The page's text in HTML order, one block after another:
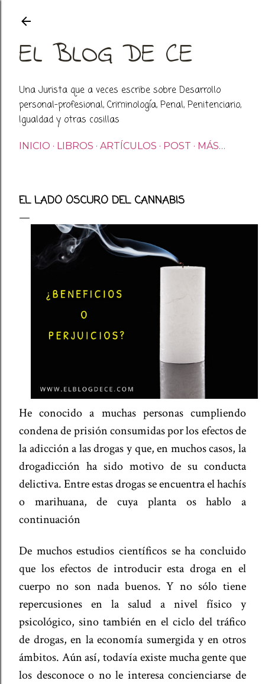
EL BLOG DE CE
Una Jurista que a veces escribe sobre Desarrollo
personal-profesional, Criminología, Penal, Penitenciario,
Igualdad y otras cosillas
INICIO LIBROS ARTÍCULOS POST MÁS…
EL LADO OSCURO DEL CANNABIS
He conocido a muchas personas cumpliendo
condena de prisión consumidas por los efectos de
la adicción a las drogas y que, en muchos casos, la
drogadicción ha sido motivo de su conducta
delictiva. Entre estas drogas se encuentra el hachís
o marihuana, de cuya planta os hablo a
continuación
De muchos estudios científicos se ha concluido
que los efectos de introducir esta droga en el
cuerpo no son nada buenos. Y no sólo tiene
repercusiones en la salud a nivel físico y
psicológico, sino también en el ciclo del tráfico
de drogas, en la economía sumergida y en otros
ámbitos. Aún así, todavía existe mucha gente que
los desconoce o no le interesa concienciarse de